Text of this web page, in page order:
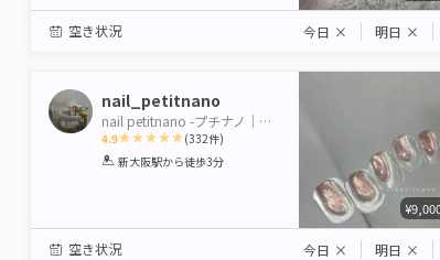
空き状況 今日 × 明日 ×
nail_petitnano
nail petitnano -プチナノ｜新大阪
4.9
1 2 3 4 5
(332件)
新大阪駅から徒歩3分
空き状況 今日 × 明日 ×